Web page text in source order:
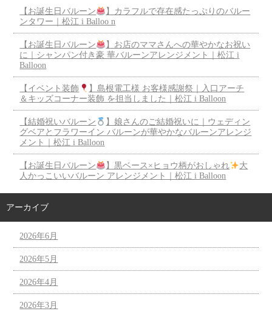
【お誕生日バルーン
】カラフルで存在感たっぷりのバルー
ンタワー｜松江 i Balloo n
【お誕生日バルーン
】お店のママさんへの華やかなお祝い
に｜シャンパン付き豪 華バルーンアレンジメント｜松江 i
Balloon
【イベント装飾
】島根電工様 お客様感謝祭｜入口アーチ
＆キッズコーナー装飾 を担当しました｜松江 i Balloon
【結婚祝いバルーン
】娘さんのご結婚祝いに｜ウェディン
グベアとフラワーイン バルーンが華やかなバルーンアレンジ
メント｜松江 i Balloon
【お誕生日バルーン 】黒ベース×ヒョウ柄がおしゃれ
大
人かっこいいバルーン アレンジメント｜松江 i Balloon
アーカイブ
2026年6月
2026年5月
2026年4月
2026年3月